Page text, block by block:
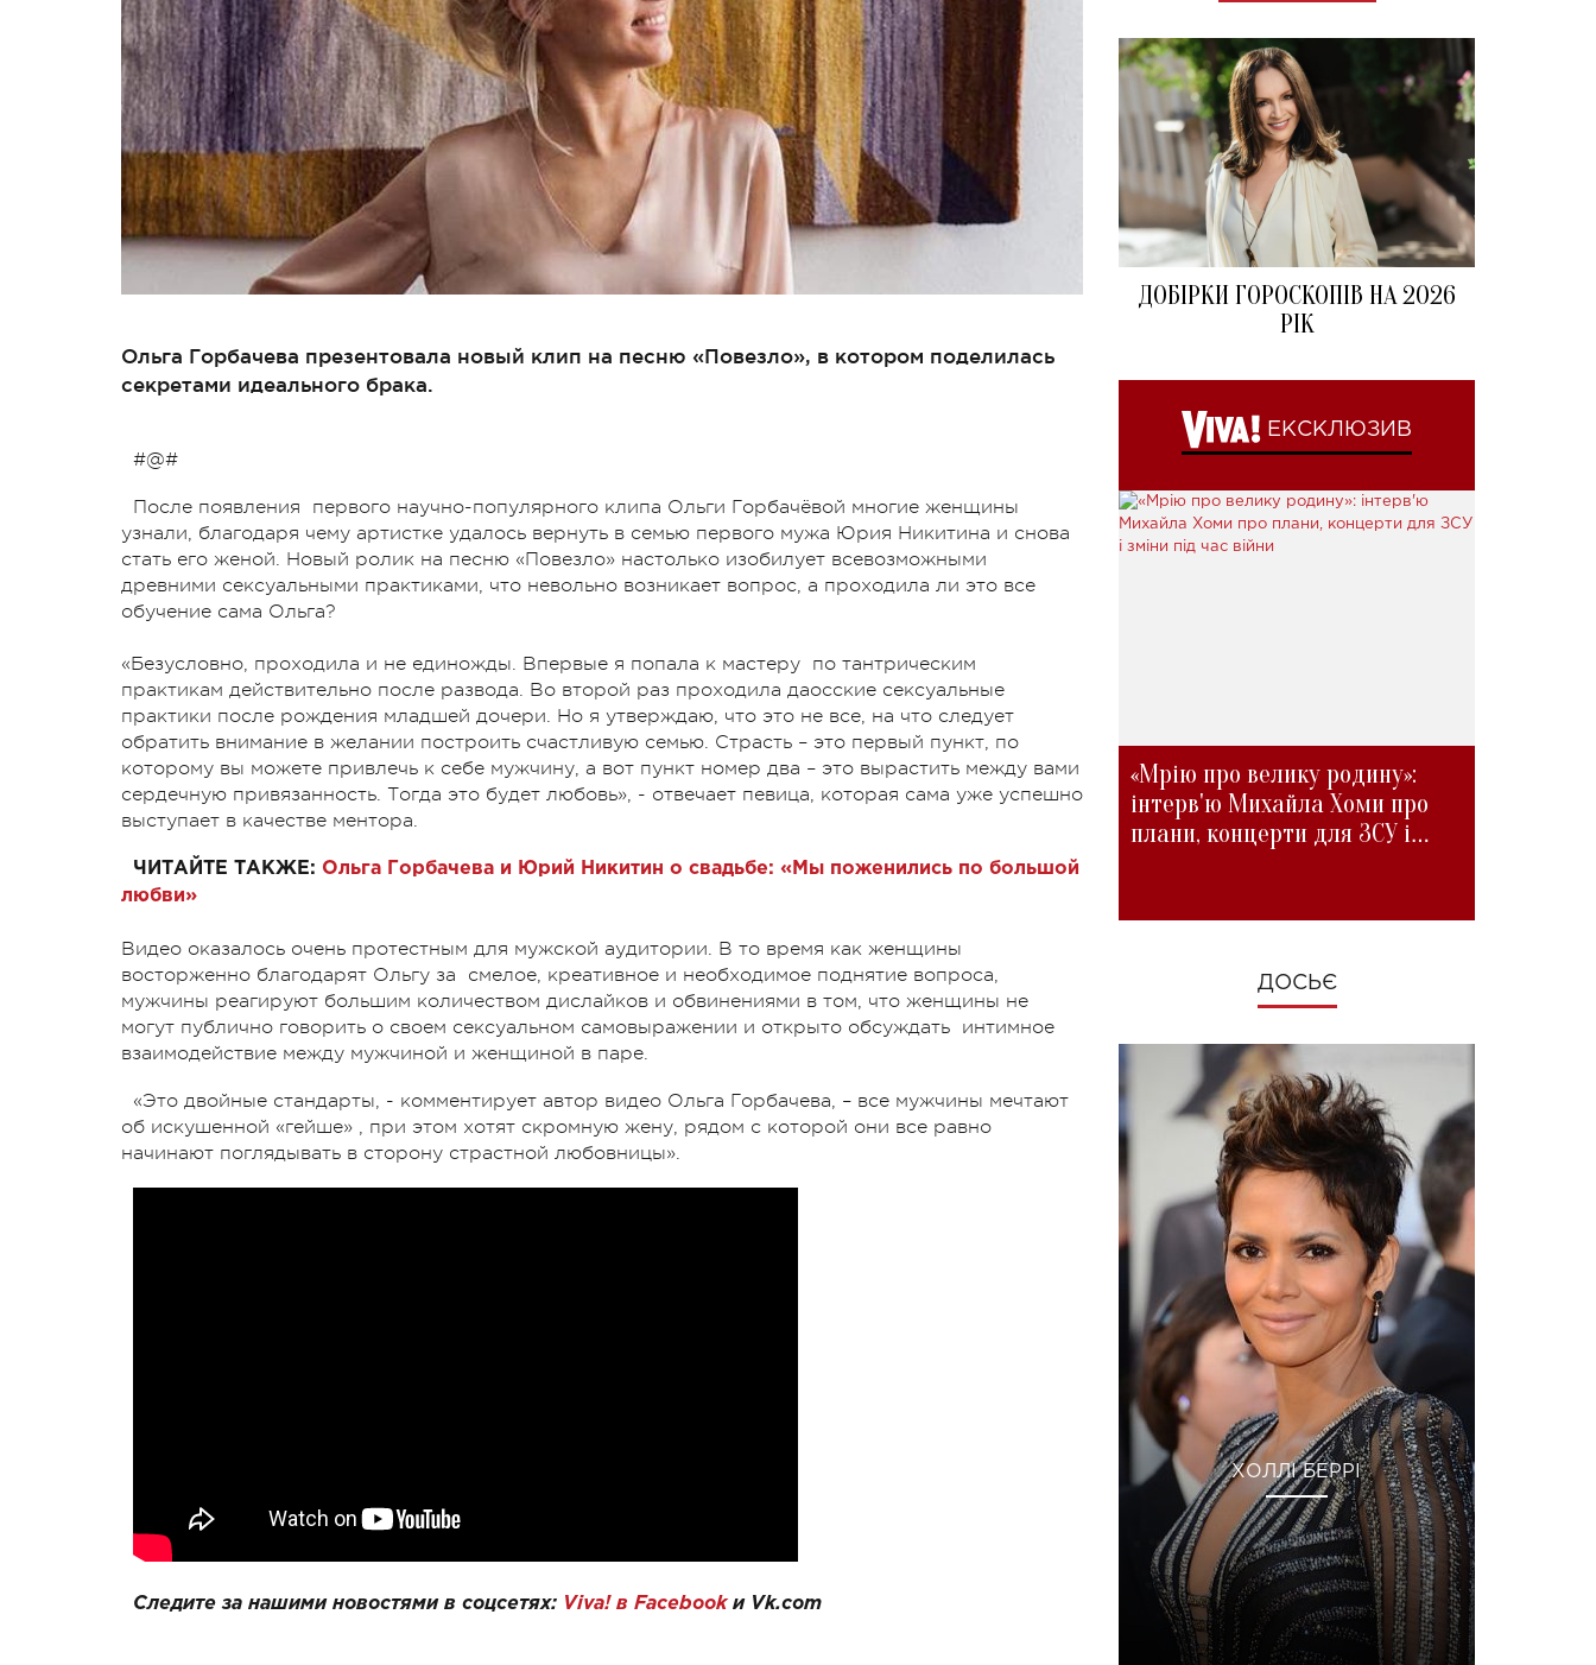
Ольга Горбачева презентовала новый клип на песню «Повезло», в котором поделилась
секретами идеального брака.
#@#
После появления первого научно-популярного клипа Ольги Горбачёвой многие женщины
узнали, благодаря чему артистке удалось вернуть в семью первого мужа Юрия Никитина и снова
стать его женой. Новый ролик на песню «Повезло» настолько изобилует всевозможными
древними сексуальными практиками, что невольно возникает вопрос, а проходила ли это все
обучение сама Ольга?
«Безусловно, проходила и не единожды. Впервые я попала к мастеру по тантрическим
практикам действительно после развода. Во второй раз проходила даосские сексуальные
практики после рождения младшей дочери. Но я утверждаю, что это не все, на что следует
обратить внимание в желании построить счастливую семью. Страсть – это первый пункт, по
которому вы можете привлечь к себе мужчину, а вот пункт номер два – это вырастить между вами
сердечную привязанность. Тогда это будет любовь», - отвечает певица, которая сама уже успешно
выступает в качестве ментора.
ЧИТАЙТЕ ТАКЖЕ: Ольга Горбачева и Юрий Никитин о свадьбе: «Мы поженились по большой
любви»
Видео оказалось очень протестным для мужской аудитории. В то время как женщины
восторженно благодарят Ольгу за смелое, креативное и необходимое поднятие вопроса,
мужчины реагируют большим количеством дислайков и обвинениями в том, что женщины не
могут публично говорить о своем сексуальном самовыражении и открыто обсуждать интимное
взаимодействие между мужчиной и женщиной в паре.
«Это двойные стандарты, - комментирует автор видео Ольга Горбачева, – все мужчины мечтают
об искушенной «гейше» , при этом хотят скромную жену, рядом с которой они все равно
начинают поглядывать в сторону страстной любовницы».
Следите за нашими новостями в соцсетях: Viva! в Facebookи Vk.com
ДОБІРКИ ГОРОСКОПІВ НА 2026
РІК
ЕКСКЛЮЗИВ
«Мрію про велику родину»:
інтерв'ю Михайла Хоми про
плани, концерти для ЗСУ і
ДОСЬЄ
ХОЛЛІ БЕРРІ